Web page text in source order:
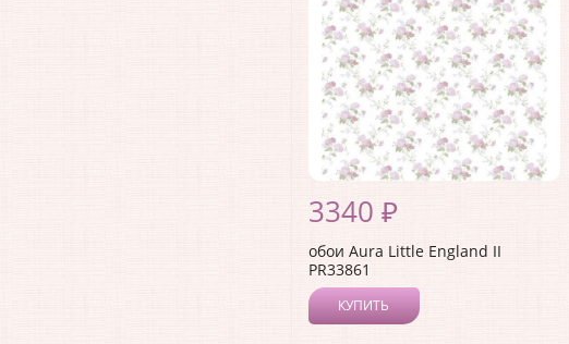
3340 ₽
обои Aura Little England II
PR33861
КУПИТЬ